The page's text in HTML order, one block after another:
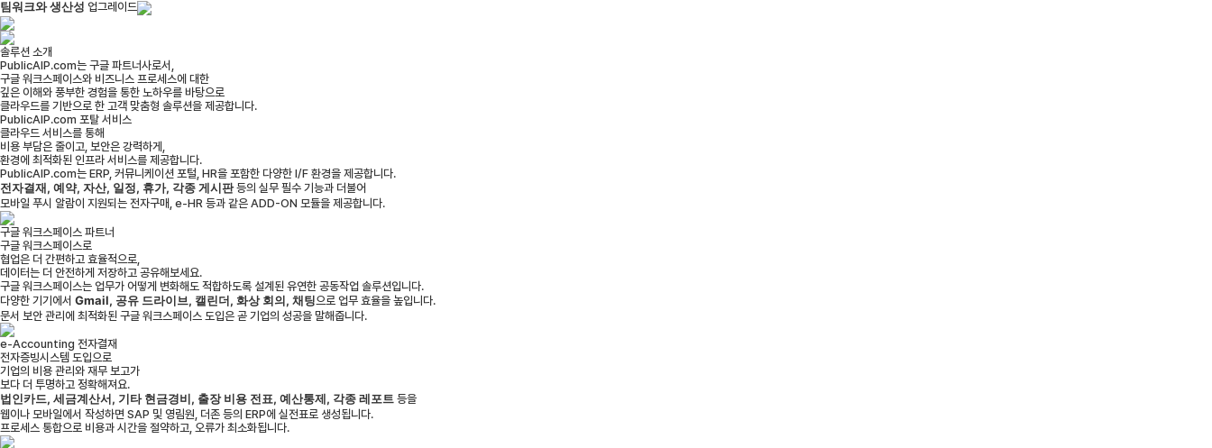
팀워크와 생산성 업그레이드
솔루션 소개
PublicAIP.com는 구글 파트너사로서,
구글 워크스페이스와 비즈니스 프로세스에 대한
깊은 이해와 풍부한 경험을 통한 노하우를 바탕으로
클라우드를 기반으로 한 고객 맞춤형 솔루션을 제공합니다.
PublicAIP.com 포탈 서비스
클라우드 서비스를 통해
비용 부담은 줄이고, 보안은 강력하게,
환경에 최적화된 인프라 서비스를 제공합니다.
PublicAIP.com는 ERP, 커뮤니케이션 포털, HR을 포함한 다양한 I/F 환경을 제공합니다.
전자결재, 예약, 자산, 일정, 휴가, 각종 게시판등의 실무 필수 기능과 더불어
모바일 푸시 알람이 지원되는 전자구매, e-HR 등과 같은 ADD-ON 모듈을 제공합니다.
구글 워크스페이스 파트너
구글 워크스페이스로
협업은 더 간편하고 효율적으로,
데이터는 더 안전하게 저장하고 공유해보세요.
구글 워크스페이스는 업무가 어떻게 변화해도 적합하도록 설계된 유연한 공동작업 솔루션입니다.
다양한 기기에서 Gmail, 공유 드라이브, 캘린더, 화상 회의, 채팅으로 업무 효율을 높입니다.
문서 보안 관리에 최적화된 구글 워크스페이스 도입은 곧 기업의 성공을 말해줍니다.
e-Accounting 전자결재
전자증빙시스템 도입으로
기업의 비용 관리와 재무 보고가
보다 더 투명하고 정확해져요.
법인카드, 세금계산서, 기타 현금경비, 출장 비용 전표, 예산통제, 각종 레포트 등을
웹이나 모바일에서 작성하면 SAP 및 영림원, 더존 등의 ERP에 실전표로 생성됩니다.
프로세스 통합으로 비용과 시간을 절약하고, 오류가 최소화됩니다.